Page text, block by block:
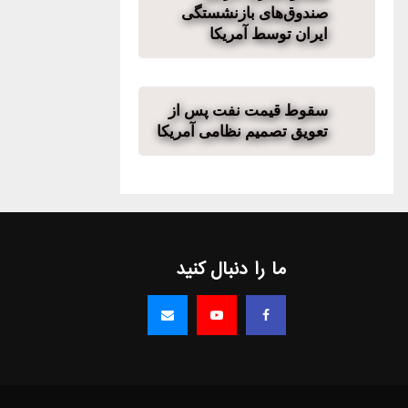
صندوق‌های بازنشستگی
ایران توسط آمریکا
سقوط قیمت نفت پس از
تعویق تصمیم نظامی آمریکا
ما را دنبال کنید